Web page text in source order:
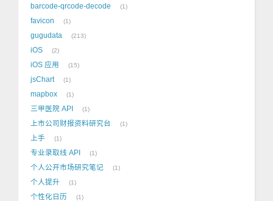
barcode-qrcode-decode 1
favicon 1
gugudata 213
iOS 2
iOS 应用 15
jsChart 1
mapbox 1
三甲医院 API 1
上市公司财报资料研究台 1
上手 1
专业录取线 API 1
个人公开市场研究笔记 1
个人提升 1
个性化日历 1